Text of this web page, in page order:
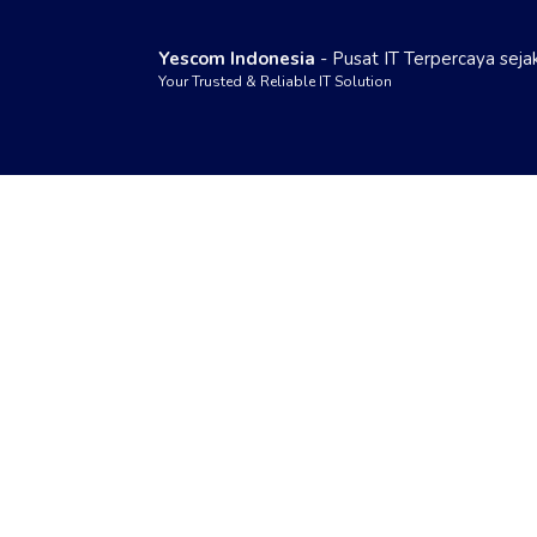
Yescom Indonesia - Pusat IT Terpercaya
Your Trusted & Reliable IT Solution